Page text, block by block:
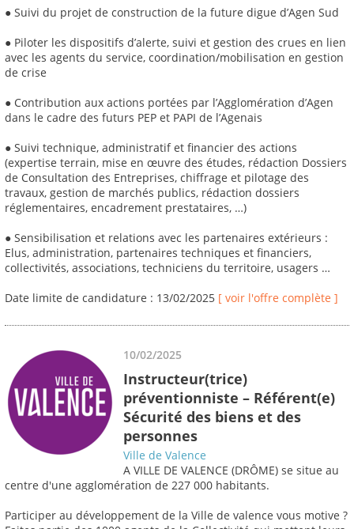
● Suivi du projet de construction de la future digue d’Agen Sud
● Piloter les dispositifs d’alerte, suivi et gestion des crues en lien
avec les agents du service, coordination/mobilisation en gestion
de crise
● Contribution aux actions portées par l’Agglomération d’Agen
dans le cadre des futurs PEP et PAPI de l’Agenais
● Suivi technique, administratif et financier des actions
(expertise terrain, mise en œuvre des études, rédaction Dossiers
de Consultation des Entreprises, chiffrage et pilotage des
travaux, gestion de marchés publics, rédaction dossiers
réglementaires, encadrement prestataires, …)
● Sensibilisation et relations avec les partenaires extérieurs :
Elus, administration, partenaires techniques et financiers,
collectivités, associations, techniciens du territoire, usagers …
Date limite de candidature : 13/02/2025 [ voir l'offre complète ]
10/02/2025
Instructeur(trice)
préventionniste – Référent(e)
Sécurité des biens et des
personnes
Ville de Valence
A VILLE DE VALENCE (DRÔME) se situe au
centre d'une agglomération de 227 000 habitants.
Participer au développement de la Ville de valence vous motive ?